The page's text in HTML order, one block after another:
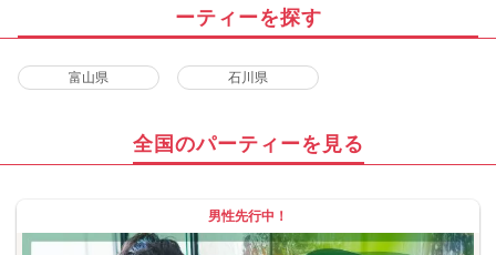
ーティーを探す
富山県 石川県
全国のパーティーを見る
男性先行中！